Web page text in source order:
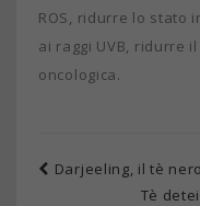
ROS, ridurre lo stato
ai raggi UVB, ridurre
oncologica.
Darjeeling, il tè
Tè